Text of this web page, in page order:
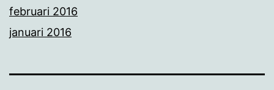
februari 2016
januari 2016